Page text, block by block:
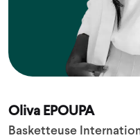
Oliva EPOUPA
Basketteuse